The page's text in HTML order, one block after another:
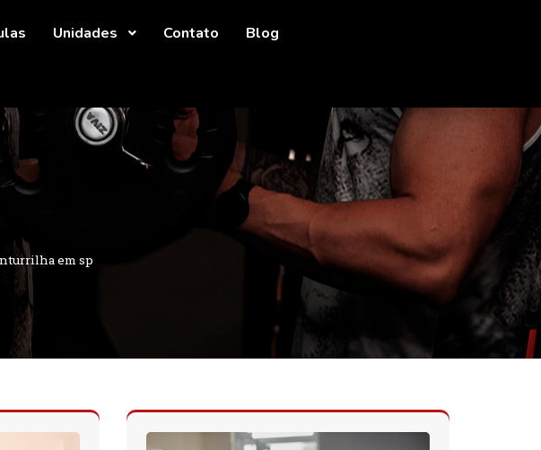
Unidades Contato Blog
em sp